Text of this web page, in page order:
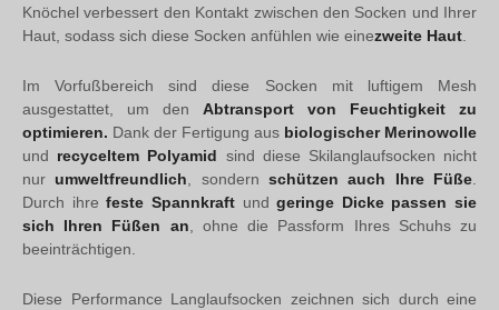
Knöchel verbessert den Kontakt zwischen den Socken und Ihrer
Haut, sodass sich diese Socken anfühlen wie einezweite Haut.
Im Vorfußbereich sind diese Socken mit luftigem Mesh
ausgestattet, um den Abtransport von Feuchtigkeit zu
optimieren. Dank der Fertigung aus biologischer Merinowolle
und recyceltem Polyamid sind diese Skilanglaufsocken nicht
nur umweltfreundlich, sondernschützen auch Ihre Füße.
Durch ihrefeste Spannkraftundgeringe Dicke passen sie
sich Ihren Füßen an, ohne die Passform Ihres Schuhs zu
beeinträchtigen.
Diese Performance Langlaufsocken zeichnen sich durch eine